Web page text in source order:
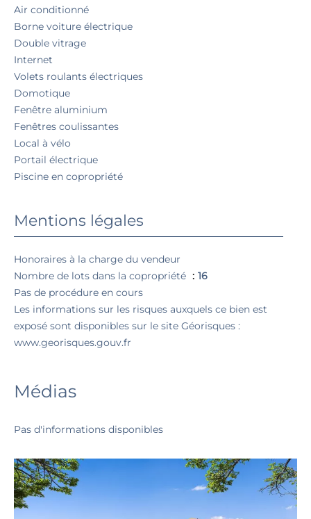
Air conditionné
Borne voiture électrique
Double vitrage
Internet
Volets roulants électriques
Domotique
Fenêtre aluminium
Fenêtres coulissantes
Local à vélo
Portail électrique
Piscine en copropriété
Mentions légales
Honoraires à la charge du vendeur
Nombre de lots dans la copropriété
16
Pas de procédure en cours
Les informations sur les risques auxquels ce bien est
exposé sont disponibles sur le site Géorisques :
www.georisques.gouv.fr
Médias
Pas d'informations disponibles